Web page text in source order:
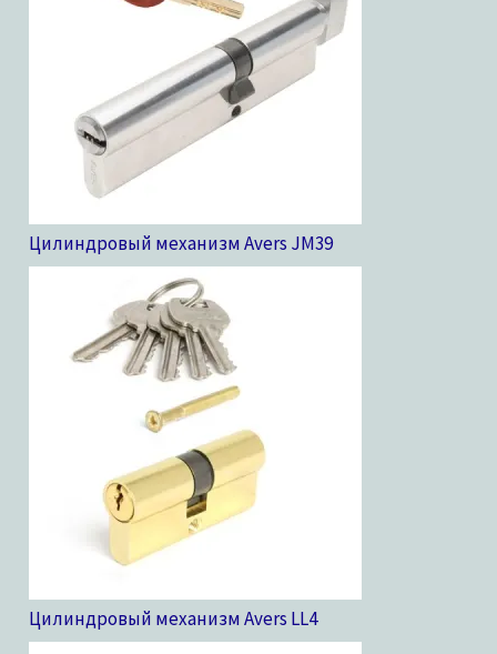
Цилиндровый механизм Avers JM39
Цилиндровый механизм Avers LL4